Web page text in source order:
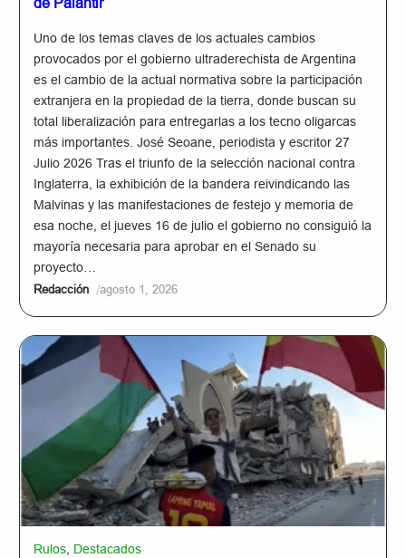
Uno de los temas claves de los actuales cambios
provocados por el gobierno ultraderechista de Argentina
es el cambio de la actual normativa sobre la participación
extranjera en la propiedad de la tierra, donde buscan su
total liberalización para entregarlas a los tecno oligarcas
más importantes. José Seoane, periodista y escritor 27
Julio 2026 Tras el triunfo de la selección nacional contra
Inglaterra, la exhibición de la bandera reivindicando las
Malvinas y las manifestaciones de festejo y memoria de
esa noche, el jueves 16 de julio el gobierno no consiguió la
mayoría necesaria para aprobar en el Senado su
proyecto…
Redacción /agosto 1, 2026
Rulos Destacados